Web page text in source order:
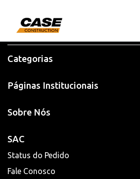
Categorias
Páginas Institucionais
Sobre Nós
SAC
Status do Pedido
Fale Conosco